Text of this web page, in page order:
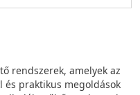
rendszerek, amelyek az
és praktikus megoldások